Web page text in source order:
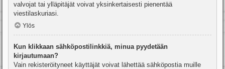
valvojat tai ylläpitäjät voivat yksinkertaisesti pienentää
viestilaskuriasi.
Ylös
Kun klikkaan sähköpostilinkkiä, minua pyydetään
kirjautumaan?
Vain rekisteröityneet käyttäjät voivat lähettää sähköpostia muille